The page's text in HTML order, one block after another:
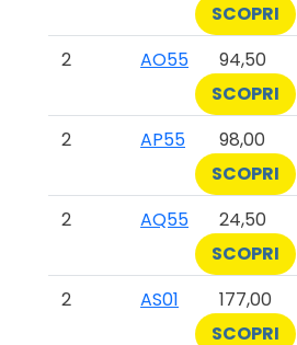
SCOPRI
2
AO55 94,50
SCOPRI
2
AP55 98,00
SCOPRI
2
AQ55 24,50
SCOPRI
2
AS01 177,00
SCOPRI